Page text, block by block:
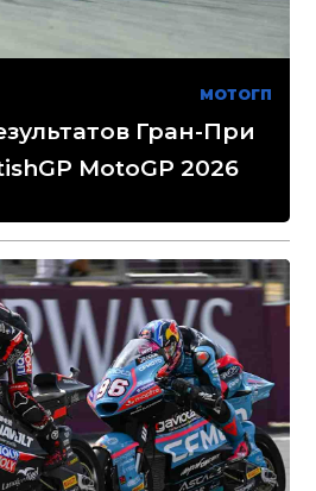
МОТОГП
Гран-При
MotoGP 2026